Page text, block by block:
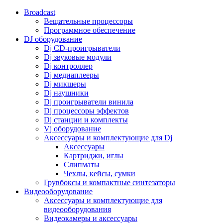
Broadcast
Вещательные процессоры
Программное обеспечение
DJ оборудование
Dj CD-проигрыватели
Dj звуковые модули
Dj контроллер
Dj медиаплееры
Dj микшеры
Dj наушники
Dj проигрыватели винила
Dj процессоры эффектов
Dj станции и комплекты
Vj оборудование
Аксессуары и комплектующие для Dj
Аксессуары
Картриджи, иглы
Слипматы
Чехлы, кейсы, сумки
Грувбоксы и компактные синтезаторы
Видеооборудование
Аксессуары и комплектующие для
видеооборудования
Видеокамеры и аксессуары